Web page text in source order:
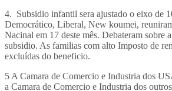
4. Subsidio infantil sera ajustado o eixo de
Democrático, Liberal, New koumei,
Nacinal em 17 deste mês. Debateram sobre
subsidio. As familias com alto Imposto de
excluídas do beneficio.
5 A Camara de Comercio e Industria dos
a Camara de Comercio e Industria dos